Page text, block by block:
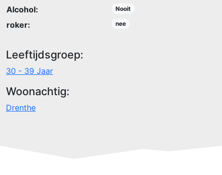
Alcohol: Nooit
roker: nee
Leeftijdsgroep:
30 - 39 Jaar
Woonachtig:
Drenthe